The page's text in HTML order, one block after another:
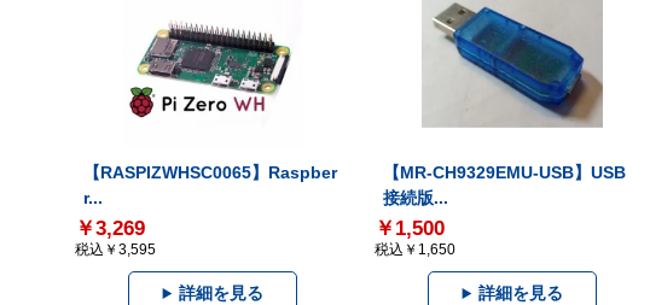
【RASPIZWHSC0065】Raspber
r...
￥3,269
税込￥3,595
詳細を見る
【MR-CH9329EMU-USB】USB
接続版...
￥1,500
税込￥1,650
詳細を見る